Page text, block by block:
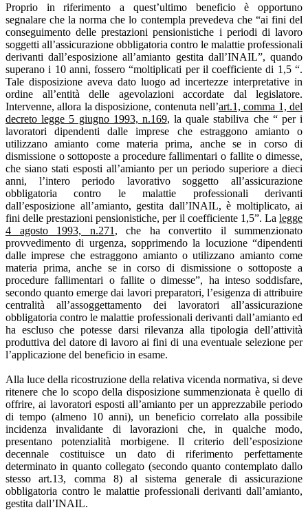
Proprio in riferimento a quest’ultimo beneficio è opportuno
segnalare che la norma che lo contempla prevedeva che “ai fini del
conseguimento delle prestazioni pensionistiche i periodi di lavoro
soggetti all’assicurazione obbligatoria contro le malattie professionali
derivanti dall’esposizione all’amianto gestita dall’INAIL”, quando
superano i 10 anni, fossero “moltiplicati per il coefficiente di 1,5 “.
Tale disposizione aveva dato luogo ad incertezze interpretative in
ordine all’entità delle agevolazioni accordate dal legislatore.
Intervenne, allora la disposizione, contenuta nell’art.1, comma 1, del
decreto legge 5 giugno 1993, n.169, la quale stabiliva che “ per i
lavoratori dipendenti dalle imprese che estraggono amianto o
utilizzano amianto come materia prima, anche se in corso di
dismissione o sottoposte a procedure fallimentari o fallite o dimesse,
che siano stati esposti all’amianto per un periodo superiore a dieci
anni, l’intero periodo lavorativo soggetto all’assicurazione
obbligatoria contro le malattie professionali derivanti
dall’esposizione all’amianto, gestita dall’INAIL, è moltiplicato, ai
fini delle prestazioni pensionistiche, per il coefficiente 1,5”. La legge
4 agosto 1993, n.271 , che ha convertito il summenzionato
provvedimento di urgenza, sopprimendo la locuzione “dipendenti
dalle imprese che estraggono amianto o utilizzano amianto come
materia prima, anche se in corso di dismissione o sottoposte a
procedure fallimentari o fallite o dimesse”, ha inteso soddisfare,
secondo quanto emerge dai lavori preparatori, l’esigenza di attribuire
centralità all’assoggettamento dei lavoratori all’assicurazione
obbligatoria contro le malattie professionali derivanti dall’amianto ed
ha escluso che potesse darsi rilevanza alla tipologia dell’attività
produttiva del datore di lavoro ai fini di una eventuale selezione per
l’applicazione del beneficio in esame.
Alla luce della ricostruzione della relativa vicenda normativa, si deve
ritenere che lo scopo della disposizione summenzionata è quello di
offrire, ai lavoratori esposti all’amianto per un apprezzabile periodo
di tempo (almeno 10 anni), un beneficio correlato alla possibile
incidenza invalidante di lavorazioni che, in qualche modo,
presentano potenzialità morbigene. Il criterio dell’esposizione
decennale costituisce un dato di riferimento perfettamente
determinato in quanto collegato (secondo quanto contemplato dallo
stesso art.13, comma 8) al sistema generale di assicurazione
obbligatoria contro le malattie professionali derivanti dall’amianto,
gestita dall’INAIL.